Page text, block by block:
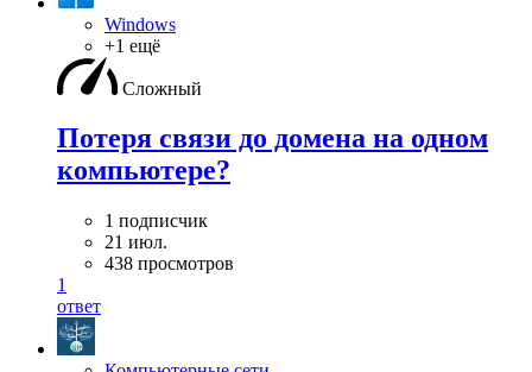
Windows
+1 ещё
Сложный
Потеря связи до домена на одном
компьютере?
1 подписчик
21 июл.
438 просмотров
1
ответ